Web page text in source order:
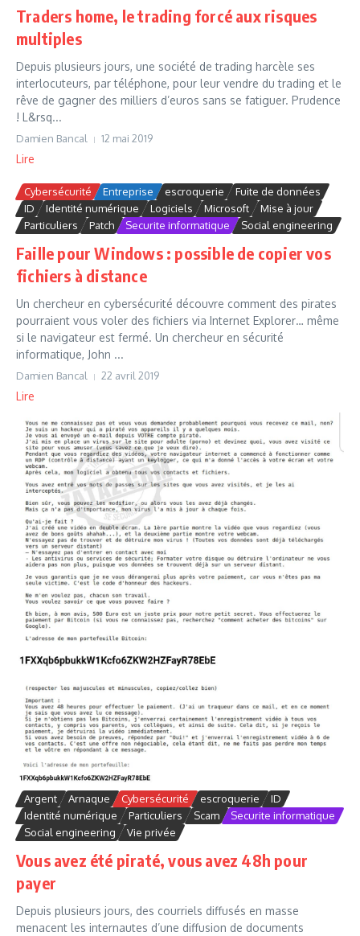
Traders home, le trading forcé aux risques
multiples
Depuis plusieurs jours, une société de trading harcèle ses
interlocuteurs, par téléphone, pour leur vendre du trading et le
rêve de gagner des milliers d’euros sans se fatiguer. Prudence
! L&rsq...
Damien Bancal 12 mai 2019
Lire
Cybersécurité Entreprise escroquerie
Fuite de données
ID
Identité numérique Logiciels Microsoft
Mise à jour
Particuliers
Patch Securite informatique Social engineering
Faille pour Windows : possible de copier vos
fichiers à distance
Un chercheur en cybersécurité découvre comment des pirates
pourraient vous voler des fichiers via Internet Explorer… même
si le navigateur est fermé. Un chercheur en sécurité
informatique, John ...
Damien Bancal 22 avril 2019
Lire
Argent Arnaque Cybersécurité escroquerie
ID
Identité numérique
Particuliers Scam
Securite informatique
Social engineering
Vie privée
Vous avez été piraté, vous avez 48h pour
payer
Depuis plusieurs jours, des courriels diffusés en masse
menacent les internautes d’une diffusion de documents